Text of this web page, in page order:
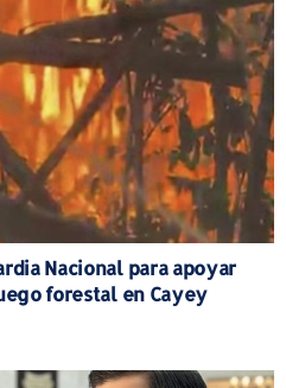
Nacional para apoyar
forestal en Cayey